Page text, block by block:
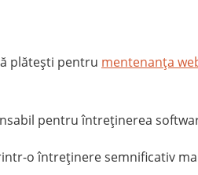
plătești pentru mentenanța
pentru întreținerea
o întreținere semnificativ